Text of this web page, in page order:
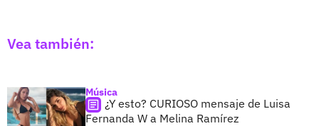
Vea también:
Música
¿Y esto? CURIOSO mensaje de Luisa
Fernanda W a Melina Ramírez